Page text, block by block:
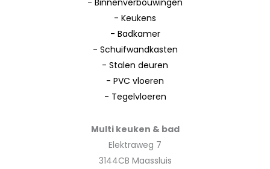
- Binnenverbouwingen
- Keukens
- Badkamer
- Schuifwandkasten
- Stalen deuren
- PVC vloeren
- Tegelvloeren
Multi keuken & bad
Elektraweg 7
3144CB Maassluis